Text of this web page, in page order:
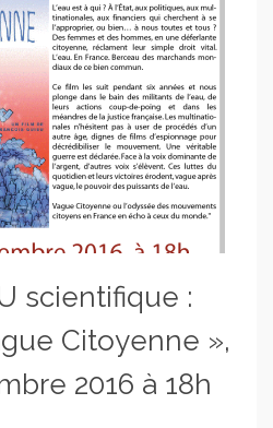
scientifique :
Citoyenne »,
2016 à 18h